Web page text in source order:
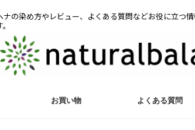
ナの染め方やレビュー、よくある質問などお役に立つ
お買い物 よくある質問